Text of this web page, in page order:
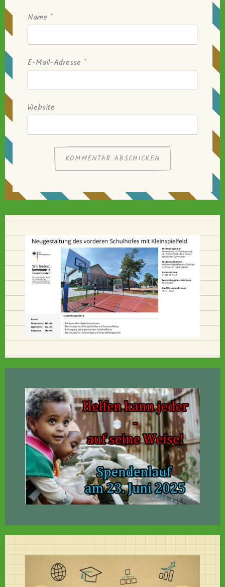
Name *
E-Mail-Adresse *
Website